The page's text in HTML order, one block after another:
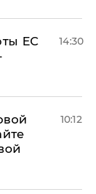
ЕС
14:30
10:12